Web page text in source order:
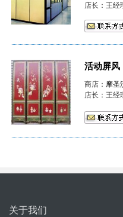
店长：王经
活动屏风
商店： 摩圣
店长：王经
关于我们